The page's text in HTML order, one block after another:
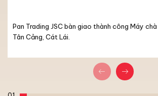
Pan Trading JSC bàn giao thành công Máy
Tân Cảng, Cát Lái.